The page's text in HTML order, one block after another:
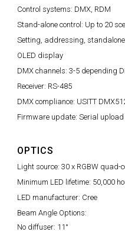
Control systems: DMX, RDM
Stand-alone control: Up to 20
Setting, addressing,
OLED display
DMX channels: 3-5 depending
Receiver: RS-485
DMX compliance: USITT
Firmware update: Serial
OPTICS
Light source: 30 x RGBW quad-
Minimum LED lifetime: 50,000
LED manufacturer: Cree
Beam Angle Options:
No diffuser: 11°